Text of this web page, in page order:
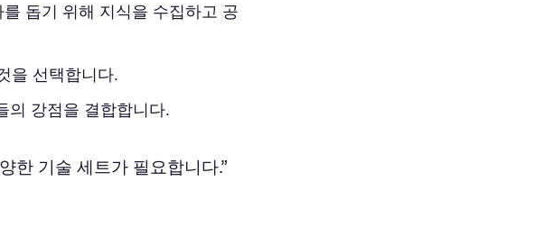
를 돕기 위해 지식을 수집하고 공
을 선택합니다.
의 강점을 결합합니다.
한 기술 세트가 필요합니다.”